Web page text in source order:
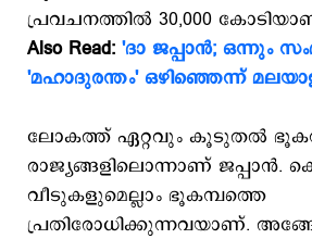
പ്രവചനത്തില്‍ 30,000
Also Read: 'ദാ ജപ്പാന്‍; ഒന്നും
'മഹാദുരന്തം' ഒഴിഞ്ഞെന്ന്
ലോകത്ത് ഏറ്റവും കൂടുതൽ
രാജ്യങ്ങളിലൊന്നാണ് ജപ്പാന്‍.
വീടുകളുമെല്ലാം ഭൂകമ്പത്തെ
പ്രതിരോധിക്കുന്നവയാണ്.